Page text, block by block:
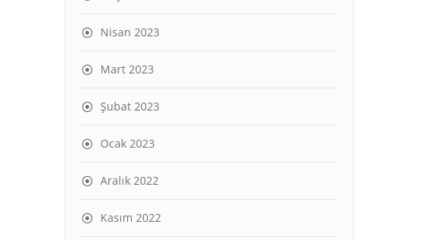
Nisan 2023
Mart 2023
Şubat 2023
Ocak 2023
Aralık 2022
Kasım 2022